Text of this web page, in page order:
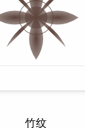
竹纹